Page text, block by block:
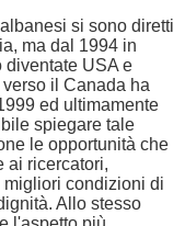
si sono diretti
ma dal 1994 in
USA e
il Canada ha
ed ultimamente
spiegare tale
le opportunità che
ai ricercatori,
condizioni di
Allo stesso